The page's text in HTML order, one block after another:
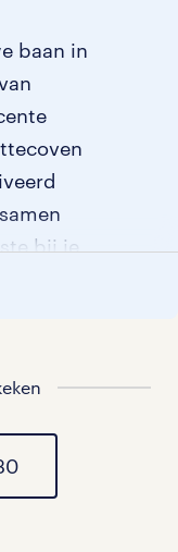
baan in
bij je